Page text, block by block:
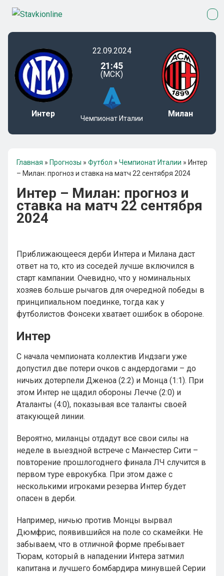
Интер
22.09.2024
21:45
(МСК)
Чемпионат Италии Милан
Главная » Прогнозы » Футбол » Чемпионат Италии » Интер
– Милан: прогноз и ставка на матч 22 сентября 2024
Интер – Милан: прогноз и
ставка на матч 22 сентября
2024
Приближающееся дерби Интера и Милана даст
ответ на то, кто из соседей лучше включился в
старт кампании. Очевидно, что у номинальных
хозяев больше рычагов для очередной победы в
принципиальном поединке, тогда как у
футболистов Фонсеки хватает ошибок в обороне.
Интер
С начала чемпионата коллектив Индзаги уже
допустил две потери очков с андердогами – до
ничьих дотерпели Дженоа (2:2) и Монца (1:1). При
этом Интер не щадил обороны Лечче (2:0) и
Аталанты (4:0), показывая все таланты своей
атакующей линии.
Вероятно, миланцы отдадут все свои силы на
неделе в выездной встрече с Манчестер Сити –
повторение прошлогоднего финала ЛЧ случится в
первом туре еврокубка. При этом даже с
несколькими игроками резерва Интер будет
опасен в дерби.
Например, ничью против Монцы вырвал
Дюмфрис, появившийся на поле со скамейки. Не
забываем, что в отличной форме пребывает
Тюрам, который в нападении Интера затмил
капитана и лучшего бомбардира минувшей Серии